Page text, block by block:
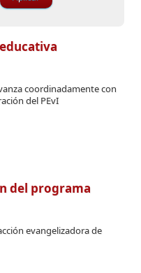
coordinadamente con
del PEvI
del programa
evangelizadora de